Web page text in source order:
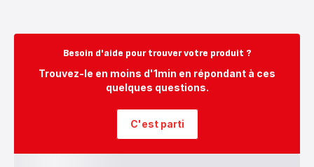
Besoin d'aide pour trouver votre produit ?
Trouvez-le en moins d'1min en répondant à ces
quelques questions.
C'est parti